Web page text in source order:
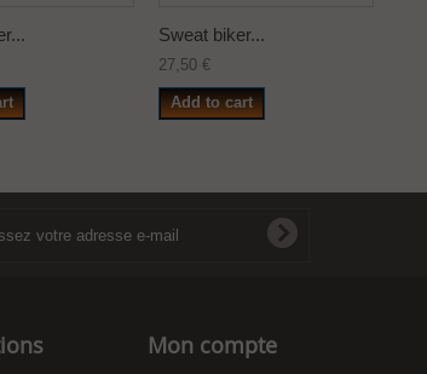
Sweat biker...
27,50 €
Add to cart
Mon compte